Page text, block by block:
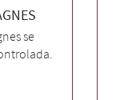
se